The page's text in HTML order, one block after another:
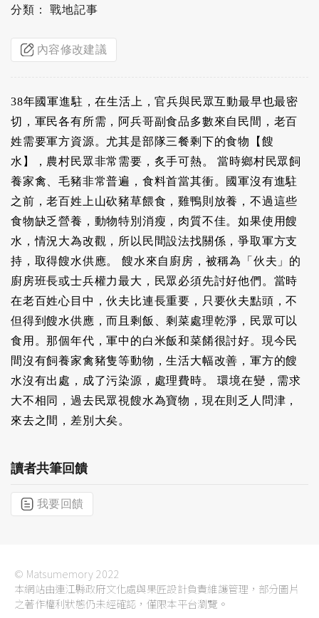
分類： 戰地記事
內容修改建議
38年國軍進駐，在生活上，官兵與民眾互動最早也最密
切，軍民各有所需，阿兵哥副食品多數來自民間，老百
姓需要軍方資源。尤其是部隊三餐剩下的食物【餿
水】，農村民眾非常需要，炙手可熱。 當時鄉村民眾飼
養家禽、毛豬非常普遍，食料首當其衝。國軍沒有進駐
之前，老百姓上山砍豬草餵食，雞鴨則放養，不過這些
食物缺乏營養，動物特別消瘦，肉質不佳。如果使用餿
水，情況大為改觀，所以民間設法找關係，爭取軍方支
持，取得餿水供應。 餿水來自廚房，被稱為「伙夫」的
廚房班長或士兵權力最大，民眾必須先討好他們。當時
在老百姓心目中，伙夫比連長重要，只要伙夫點頭，不
但得到餿水供應，而且剩飯、剩菜處理乾淨，民眾可以
食用。那個年代，軍中的白米飯和菜餚很討好。現今民
間沒有飼養家禽豬隻等動物，生活大幅改善，軍方的餿
水沒有出處，成了污染源，處理費時。 環境在變，需求
大不相同，過去民眾視餿水為寶物，現在則乏人問津，
來去之間，差別大矣。
讀者共筆回饋
我要回饋
© Matsumemory 2022
本網站由連江縣政府文化處與果匠設計負責維護管理，部分圖片
之著作權利狀態仍未經確認，僅限本平台瀏覽。